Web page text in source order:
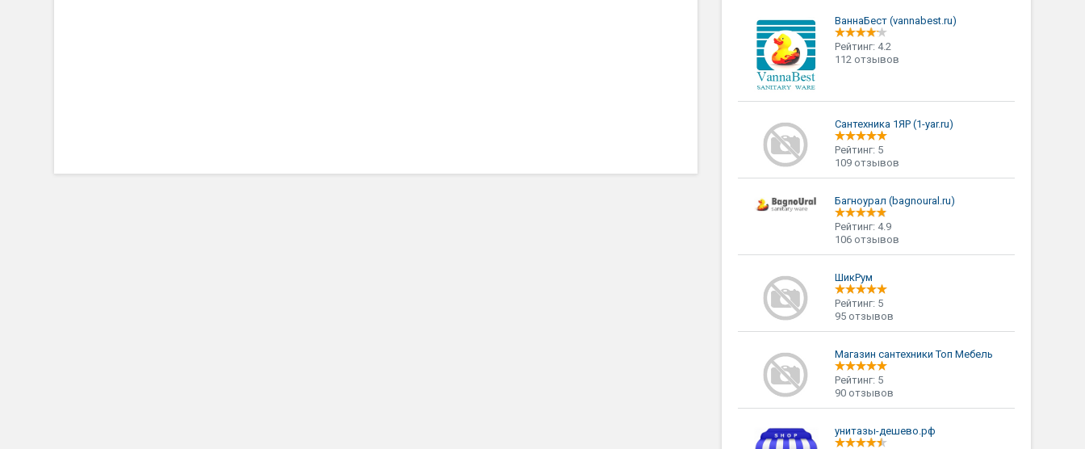
ВаннаБест (vannabest.ru)
Рейтинг: 4.2
112 отзывов
Сантехника 1ЯР (1-yar.ru)
Рейтинг: 5
109 отзывов
Багноурал (bagnoural.ru)
Рейтинг: 4.9
106 отзывов
ШикРум
Рейтинг: 5
95 отзывов
Магазин сантехники Топ Мебель
Рейтинг: 5
90 отзывов
унитазы-дешево.рф